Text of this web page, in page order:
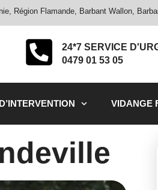
Région Flamande, Barbant Wallon,
24*7 SERVICE
0479 01 53 05
VIDANGE